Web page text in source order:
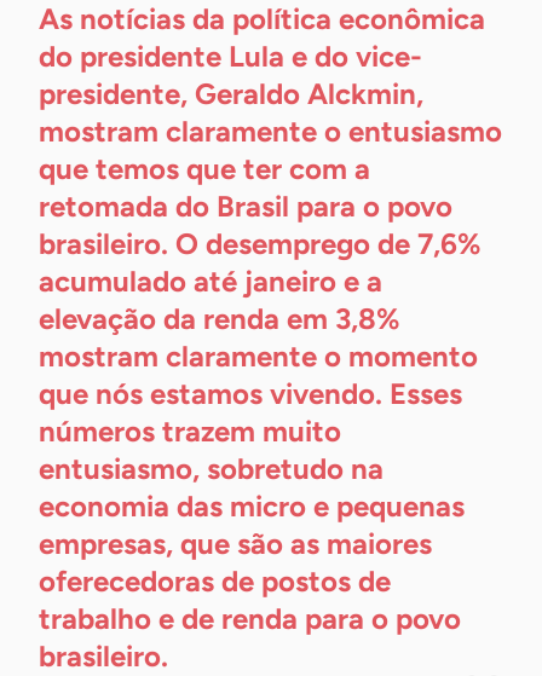
As notícias da política econômica
do presidente Lula e do vice-
presidente, Geraldo Alckmin,
mostram claramente o entusiasmo
que temos que ter com a
retomada do Brasil para o povo
brasileiro. O desemprego de 7,6%
acumulado até janeiro e a
elevação da renda em 3,8%
mostram claramente o momento
que nós estamos vivendo. Esses
números trazem muito
entusiasmo, sobretudo na
economia das micro e pequenas
empresas, que são as maiores
oferecedoras de postos de
trabalho e de renda para o povo
brasileiro.